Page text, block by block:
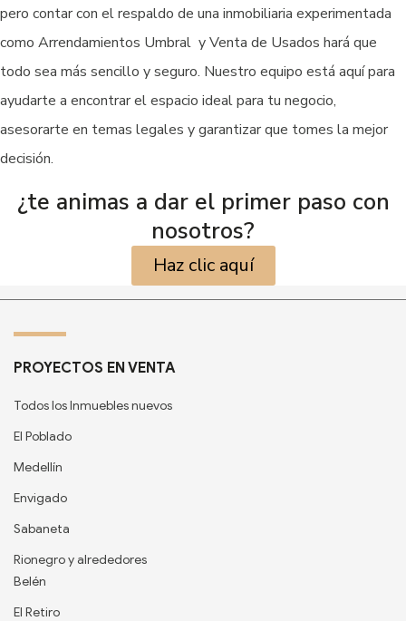
pero contar con el respaldo de una inmobiliaria experimentada
como Arrendamientos Umbral y Venta de Usados hará que
todo sea más sencillo y seguro. Nuestro equipo está aquí para
ayudarte a encontrar el espacio ideal para tu negocio,
asesorarte en temas legales y garantizar que tomes la mejor
decisión.
¿te animas a dar el primer paso con
nosotros?
Haz clic aquí
PROYECTOS EN VENTA
Todos los Inmuebles nuevos
El Poblado
Medellín
Envigado
Sabaneta
Rionegro y alrededores
Belén
El Retiro